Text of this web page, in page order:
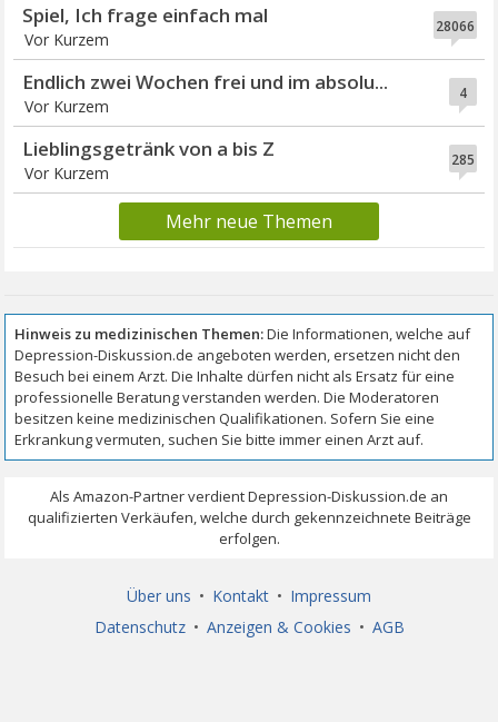
28066
Spiel, Ich frage einfach mal
Vor Kurzem
4
Endlich zwei Wochen frei und im absolu...
Vor Kurzem
285
Lieblingsgetränk von a bis Z
Vor Kurzem
Mehr neue Themen
Über uns • Kontakt • Impressum
Datenschutz • Anzeigen & Cookies • AGB